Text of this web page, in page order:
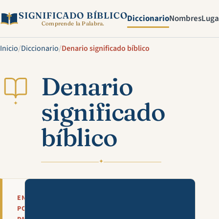
SIGNIFICADO BÍBLICO
Comprende la Palabra. DiccionarioNombres
Inicio/Diccionario/Denario significado bíblico
✦
Denario
significado
bíblico
✦
EN
POCAS
Mira esta explicación en